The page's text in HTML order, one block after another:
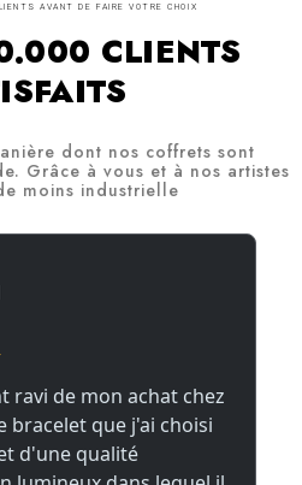
AVANT DE FAIRE VOTRE CHOIX
CLIENTS
dont nos coffrets sont
Grâce à vous et à nos artistes
moins industrielle